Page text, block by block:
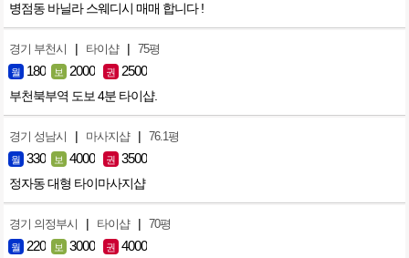
병점동 바닐라 스웨디시 매매 합니다 !
경기 부천시 | 타이샵 | 75평
월 180 보 2000 권 2500
부천북부역 도보 4분 타이샵.
경기 성남시 | 마사지샵 | 76.1평
월 330 보 4000 권 3500
정자동 대형 타이마사지샵
경기 의정부시 | 타이샵 | 70평
월 220 보 3000 권 4000